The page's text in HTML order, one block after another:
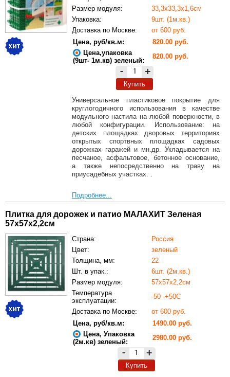
Размер модуля:
33,3х33,3х1,6см
Упаковка:
9шт. (1м.кв.)
Доставка по Москве:
от 600 руб.
Цена, руб/кв.м:
820.00 руб.
Цена,упаковка
(9шт- 1м.кв) зеленый:
820.00 руб.
- +
Купить
Универсальное пластиковое покрытие для
круглогодичного использования в качестве
модульного настила на любой поверхности, в
любой конфигурации. Использование: на
детских площадках дворовых территориях
открытых спортвных площадках садовых
дорожках гаражей и мн.др. Укладывается на
песчаное, асфальтовое, бетонное основание,
а также непосредственно на траву на
приусадебных участках. .
Подробнее...
Плитка для дорожек и патио МАЛАХИТ Зеленая
57х57х2,2см
Страна:
Россия
Цвет:
зеленый
Толщина, мм:
22
Шт. в упак.:
6шт. (2м.кв.)
Размер модуля:
57х57х2,2см
Температура
эксплуатации:
-50 -+50С
Доставка по Москве:
от 600 руб.
Цена, руб/кв.м:
1490.00 руб.
Цена, Упаковка
(2м.кв) зеленый:
2980.00 руб.
- +
Купить